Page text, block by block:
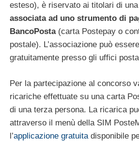
esteso), è riservato ai titolari di
associata ad uno strumento di
BancoPosta(carta Postepay o
postale). L’associazione può
gratuitamente presso gli uffici
Per la partecipazione al concorso
ricariche effettuate su una carta
di una terza persona. La ricarica
attraverso il menù della SIM
l’applicazione gratuitadisponibile